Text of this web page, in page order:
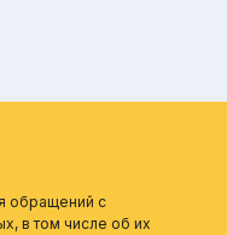
обращений с
в том числе об их